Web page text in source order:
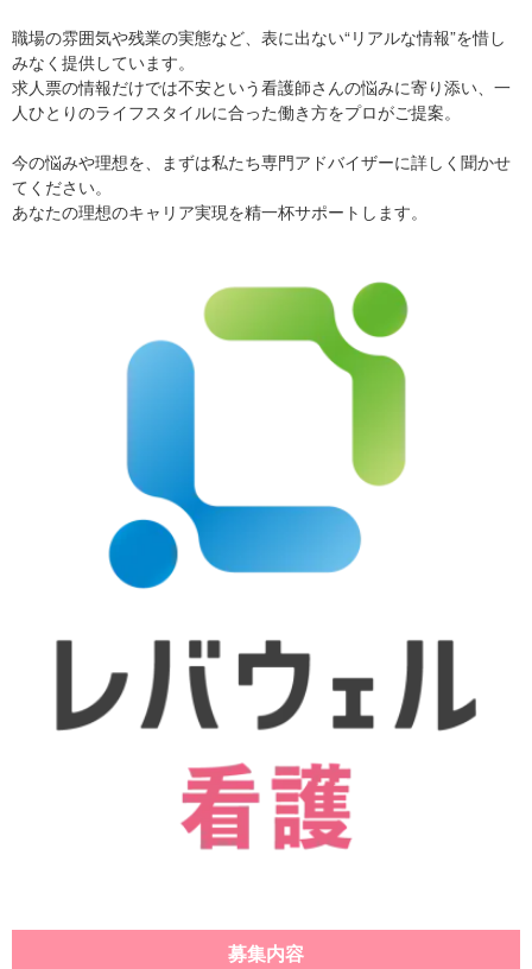
職場の雰囲気や残業の実態など、表に出ない“リアルな情報”を惜し
みなく提供しています。
求人票の情報だけでは不安という看護師さんの悩みに寄り添い、一
人ひとりのライフスタイルに合った働き方をプロがご提案。
今の悩みや理想を、まずは私たち専門アドバイザーに詳しく聞かせ
てください。
あなたの理想のキャリア実現を精一杯サポートします。
募集内容